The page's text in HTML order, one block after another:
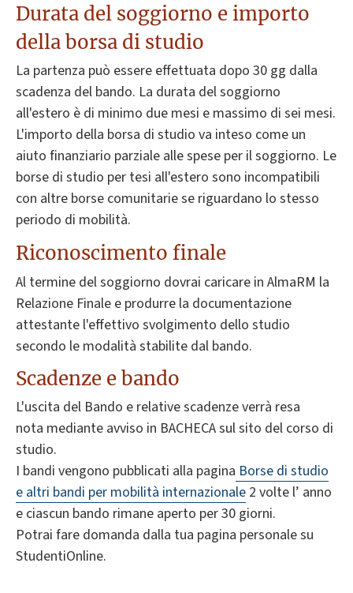
Durata del soggiorno e importo
della borsa di studio
La partenza può essere effettuata dopo 30 gg dalla
scadenza del bando. La durata del soggiorno
all'estero è di minimo due mesi e massimo di sei mesi.
L'importo della borsa di studio va inteso come un
aiuto finanziario parziale alle spese per il soggiorno. Le
borse di studio per tesi all'estero sono incompatibili
con altre borse comunitarie se riguardano lo stesso
periodo di mobilità.
Riconoscimento finale
Al termine del soggiorno dovrai caricare in AlmaRM la
Relazione Finale e produrre la documentazione
attestante l'effettivo svolgimento dello studio
secondo le modalità stabilite dal bando.
Scadenze e bando
L'uscita del Bando e relative scadenze verrà resa
nota mediante avviso in BACHECA sul sito del corso di
studio.
I bandi vengono pubblicati alla pagina Borse di studio
e altri bandi per mobilità internazionale 2 volte l’ anno
e ciascun bando rimane aperto per 30 giorni.
Potrai fare domanda dalla tua pagina personale su
StudentiOnline.